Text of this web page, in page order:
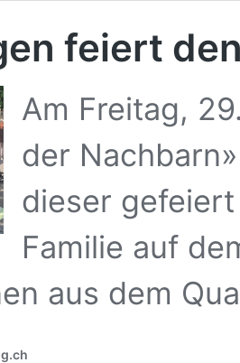
feiert
Am Freitag,
der
dieser
Familie auf
aus dem